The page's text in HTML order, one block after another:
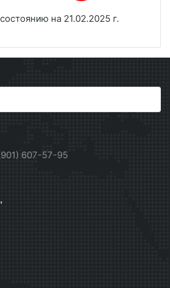
на 21.02.2025 г.
607-57-95